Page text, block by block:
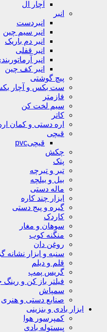
آچار ال
انبر
انبردست
انبر سیم چین
انبر دم باریک
انبر قفلی
انبر
انبر کف چین
پیچ گوشتی
ست بکس و آچار
فازمتر
سیم لخت کن
کاتر
اره دستی و کمان
قیچی
قیچیpvc
چکش
پتک
تبر و تبرچه
بیل و بیلچه
ماله دستی
ابزار چند کاره
گیره و پیج دستی
کاردک
سوهان و مغار
منگنه کوب
روغن دان
سنبه و ابزار نشانه
قلم و دیلم
گریس پمپ
فیلتر باز کن و
سمپاش
صنایع دستی و هنری
ابزار بادی و بنزینی
کمپرسور هوا
پیستوله بادی